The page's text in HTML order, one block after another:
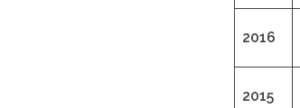
2016
2015